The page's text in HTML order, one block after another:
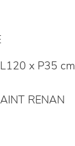
x P35 cm
RENAN